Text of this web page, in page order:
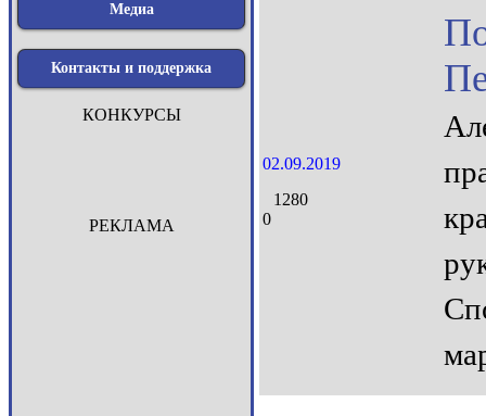
Медиа
Контакты и поддержка
КОНКУРСЫ
РЕКЛАМА
02.09.2019
1280
0